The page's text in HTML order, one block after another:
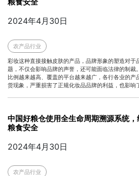
2024年4月30日
农产品行业
彩妆这种直接接触皮肤的产品，品牌形象的塑造对于
题，不仅会影响品牌的声誉，还可能面临法律的制裁
比例越来越高、覆盖的平台越来越广，各行各业的
货现象，严重损害了正规化妆品品牌的利益，也影响
中国好粮仓使用全生命周期溯源系统
粮食安全
2024年4月30日
农产品行业